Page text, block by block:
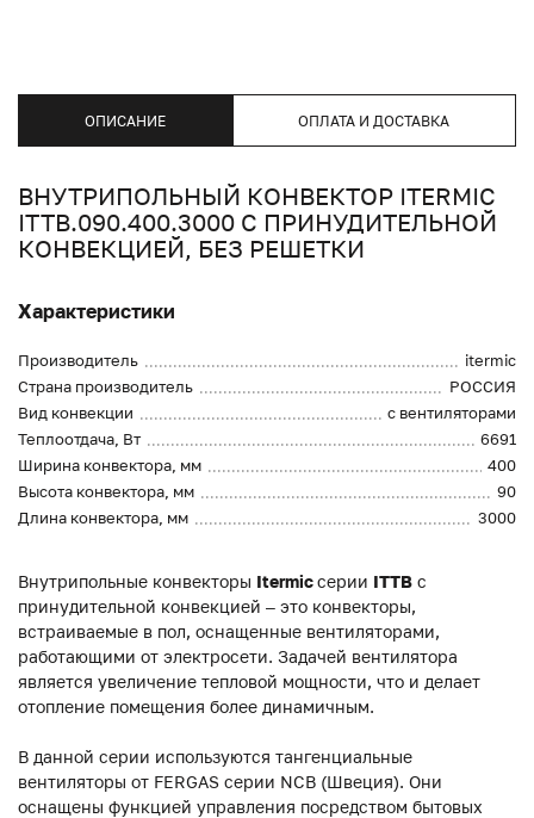
ОПИСАНИЕ ОПЛАТА И ДОСТАВКА
ВНУТРИПОЛЬНЫЙ КОНВЕКТОР ITERMIC
ITTB.090.400.3000 С ПРИНУДИТЕЛЬНОЙ
КОНВЕКЦИЕЙ, БЕЗ РЕШЕТКИ
Характеристики
Производитель
itermic
Страна производитель
РОССИЯ
Вид конвекции
с вентиляторами
Теплоотдача, Вт
6691
Ширина конвектора, мм
400
Высота конвектора, мм
90
Длина конвектора, мм
3000
Внутрипольные конвекторы Itermicсерии ITTB с
принудительной конвекцией – это конвекторы,
встраиваемые в пол, оснащенные вентиляторами,
работающими от электросети. Задачей вентилятора
является увеличение тепловой мощности, что и делает
отопление помещения более динамичным.
В данной серии используются тангенциальные
вентиляторы от FERGAS серии NCB (Швеция). Они
оснащены функцией управления посредством бытовых